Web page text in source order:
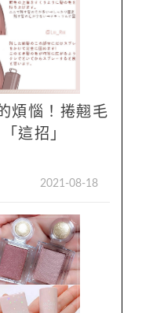
煩惱！捲翹毛
這招」
2021-08-18